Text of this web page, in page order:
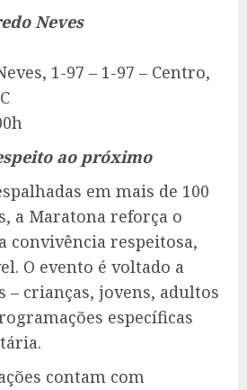
Neves
1-97 – 1-97 – Centro,
ao próximo
em mais de 100
a Maratona reforça o
convivência respeitosa,
O evento é voltado a
– crianças, jovens, adultos
específicas
contam com